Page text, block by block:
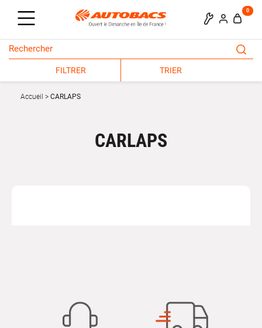
0
FILTRER TRIER
Accueil CARLAPS
CARLAPS